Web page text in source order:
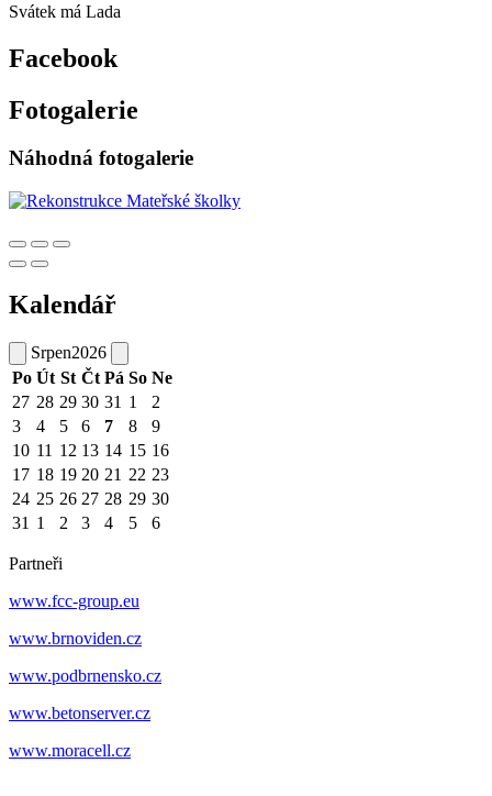
Svátek má Lada
Facebook
Fotogalerie
Náhodná fotogalerie
Kalendář
Srpen2026
Po Út St Čt Pá So Ne
27 28 29 30 31 1
2
3
4 5 6 7 8
9
10 11 12 13 14 15 16
17 18 19 20 21 22 23
24 25 26 27 28 29 30
31 1 2 3 4 5 6
Partneři
www.fcc-group.eu
www.brnoviden.cz
www.podbrnensko.cz
www.betonserver.cz
www.moracell.cz